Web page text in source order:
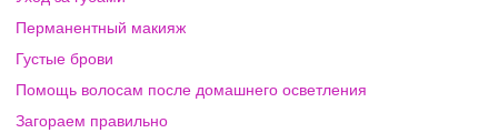
Перманентный макияж
Густые брови
Помощь волосам после домашнего осветления
Загораем правильно